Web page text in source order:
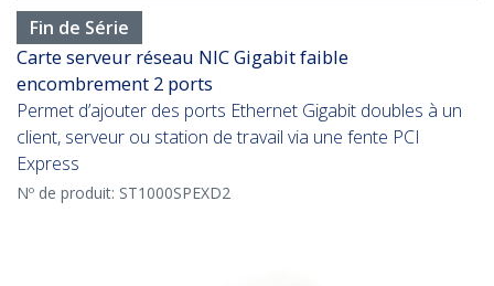
Fin de Série
Carte serveur réseau NIC Gigabit faible
encombrement 2 ports
Permet d’ajouter des ports Ethernet Gigabit doubles à un
client, serveur ou station de travail via une fente PCI
Express
Nº de produit: ST1000SPEXD2